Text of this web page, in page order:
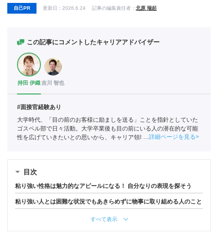
自己PR 更新日： 2026.6.24 記事の編集責任者： 北原 瑞起
この記事にコメントしたキャリアアドバイザー
持田 伊織吉川 智也
#面接官経験あり
大学時代、「目の前のお客様に励ましを送る」ことを指針としていた
ゴスペル部で日々活動。大学卒業後も目の前にいる人の潜在的な可能
性を広げていきたいとの思いから、キャリア領域を事業の柱とするポ
詳細ページを見る
目次
粘り強い性格は魅力的なアピールになる！ 自分なりの表現を探そう
粘り強い人とは困難な状況でもあきらめずに物事に取り組める人のこと
すべて表示